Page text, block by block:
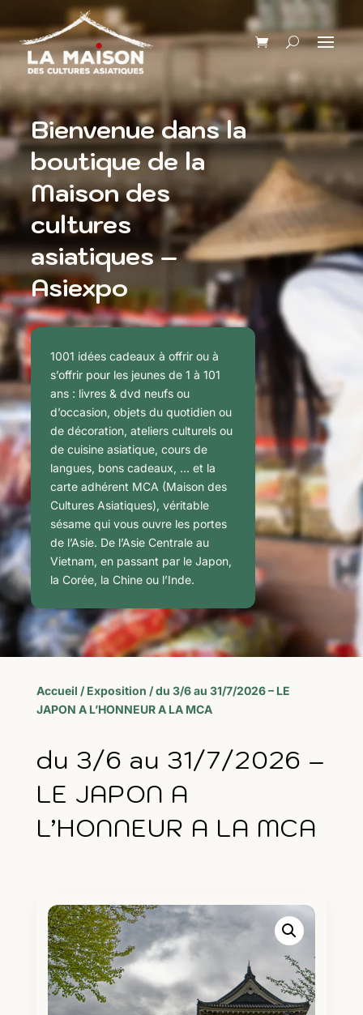
Bienvenue dans la
boutique de la
Maison des
cultures
asiatiques –
Asiexpo
1001 idées cadeaux à offrir ou à
s’offrir pour les jeunes de 1 à 101
ans : livres & dvd neufs ou
d’occasion, objets du quotidien ou
de décoration, ateliers culturels ou
de cuisine asiatique, cours de
langues, bons cadeaux, … et la
carte adhérent MCA (Maison des
Cultures Asiatiques), véritable
sésame qui vous ouvre les portes
de l’Asie. De l’Asie Centrale au
Vietnam, en passant par le Japon,
la Corée, la Chine ou l’Inde.
Accueil / Exposition / du 3/6 au 31/7/2026 – LE
JAPON A L’HONNEUR A LA MCA
du 3/6 au 31/7/2026 –
LE JAPON A
L’HONNEUR A LA MCA